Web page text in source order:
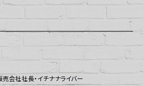
会社社長・イチナナライバー